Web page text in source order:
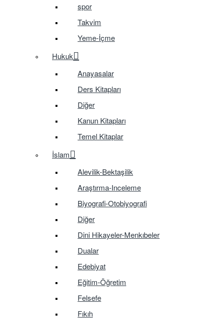
spor
Takvim
Yeme-İçme
Hukuk
Anayasalar
Ders Kitapları
Diğer
Kanun Kitapları
Temel Kitaplar
İslam
Alevilik-Bektaşilik
Araştırma-Inceleme
Biyografi-Otobiyografi
Diğer
Dini Hikayeler-Menkıbeler
Dualar
Edebiyat
Eğitim-Öğretim
Felsefe
Fıkıh